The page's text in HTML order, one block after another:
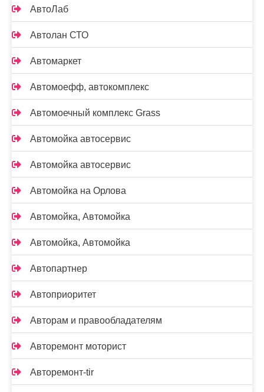
АвтоЛаб
Автолан СТО
Автомаркет
Автомоефф, автокомплекс
Автомоечный комплекс Grass
Автомойка автосервис
Автомойка автосервис
Автомойка на Орлова
Автомойка, Автомойка
Автомойка, Автомойка
Автопартнер
Автоприоритет
Авторам и правообладателям
Авторемонт моторист
Авторемонт-tir